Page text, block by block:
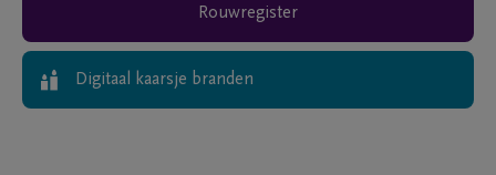
Rouwregister
Digitaal kaarsje branden